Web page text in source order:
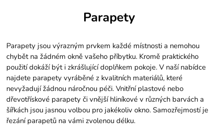
Parapety
Parapety jsou výrazným prvkem každé místnosti a nemohou
chybět na žádném okně vašeho příbytku. Kromě praktického
použití dokáží být i zkrášlující doplňkem pokoje. V naší nabídce
najdete parapety vyráběné z kvalitních materiálů, které
nevyžadují žádnou náročnou péči. Vnitřní plastové nebo
dřevotřískové parapety či vnější hliníkové v různých barvách a
šířkách jsou jasnou volbou pro jakékoliv okno. Samozřejmostí je
řezání parapetů na vámi zvolenou délku.